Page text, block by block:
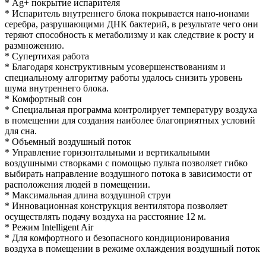
* Ag+ покрытие испарителя
* Испаритель внутреннего блока покрывается нано-ионами
серебра, разрушающими ДНК бактерий, в результате чего они
теряют способность к метаболизму и как следствие к росту и
размножению.
* Супертихая работа
* Благодаря конструктивным усовершенствованиям и
специальному алгоритму работы удалось снизить уровень
шума внутреннего блока.
* Комфортный сон
* Специальная программа контролирует температуру воздуха
в помещении для создания наиболее благоприятных условий
для сна.
* Объемный воздушный поток
* Управление горизонтальными и вертикальными
воздушными створками с помощью пульта позволяет гибко
выбирать направление воздушного потока в зависимости от
расположения людей в помещении.
* Максимальная длина воздушной струи
* Инновационная конструкция вентилятора позволяет
осуществлять подачу воздуха на расстояние 12 м.
* Режим Intelligent Air
* Для комфортного и безопасного кондиционирования
воздуха в помещении в режиме охлаждения воздушный поток